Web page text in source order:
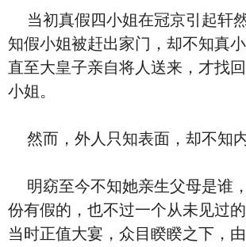
当初真假四小姐在冠京引起轩
知假小姐被赶出家门，却不知真
直至大皇子亲自将人送来，才找
小姐。
然而，外人只知表面，却不知内
明窈至今不知她亲生父母是谁
份有假的，也不过一个从未见过
当时正值大宴，众目睽睽之下，